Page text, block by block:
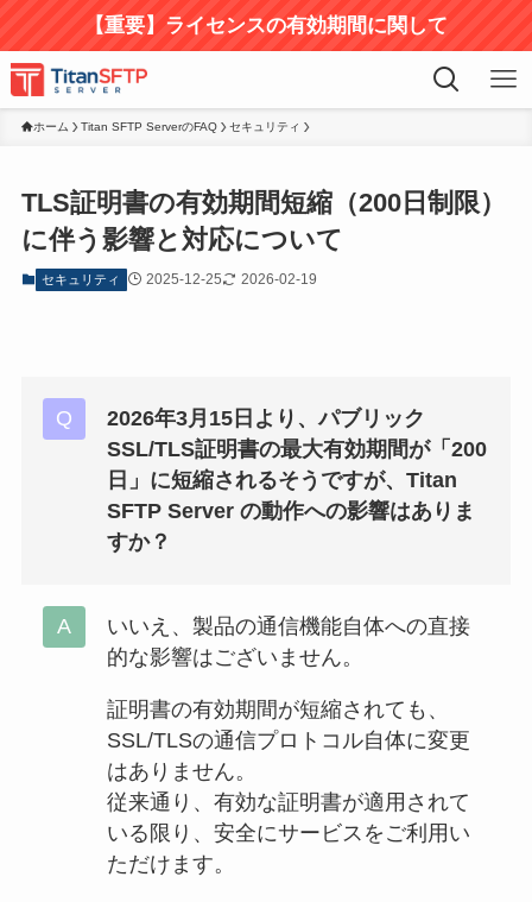
【重要】ライセンスの有効期間に関して
ホーム Titan SFTP ServerのFAQ セキュリティ
TLS証明書の有効期間短縮（200日制限）
に伴う影響と対応について
セキュリティ 2025-12-25 2026-02-19
2026年3月15日より、パブリック
SSL/TLS証明書の最大有効期間が「200
日」に短縮されるそうですが、Titan
SFTP Server の動作への影響はありま
すか？
いいえ、製品の通信機能自体への直接
的な影響はございません。
証明書の有効期間が短縮されても、
SSL/TLSの通信プロトコル自体に変更
はありません。
従来通り、有効な証明書が適用されて
いる限り、安全にサービスをご利用い
ただけます。